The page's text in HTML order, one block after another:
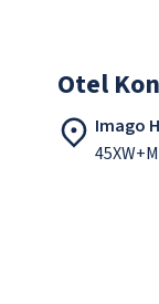
Otel
Imago